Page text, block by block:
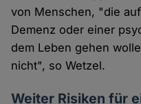
von Menschen, "die
Demenz oder einer
dem Leben gehen
nicht", so Wetzel.
Weiter Risiken für